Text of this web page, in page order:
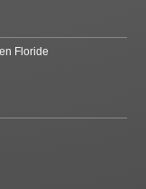
Floride